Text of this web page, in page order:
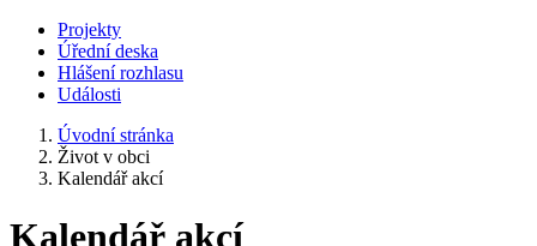
Projekty
Úřední deska
Hlášení rozhlasu
Události
Úvodní stránka
Život v obci
Kalendář akcí
Kalendář akcí